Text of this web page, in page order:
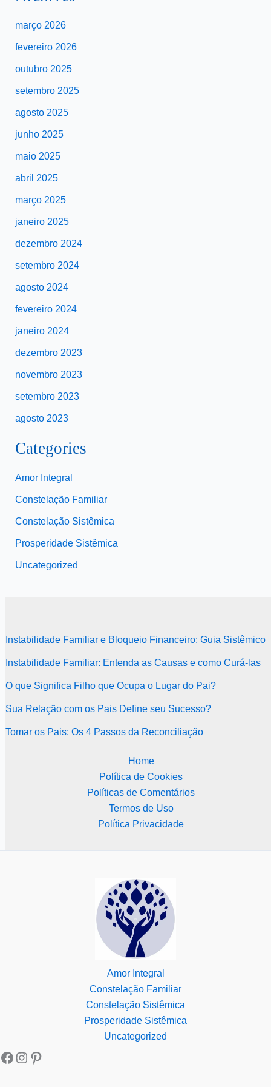
março 2026
fevereiro 2026
outubro 2025
setembro 2025
agosto 2025
junho 2025
maio 2025
abril 2025
março 2025
janeiro 2025
dezembro 2024
setembro 2024
agosto 2024
fevereiro 2024
janeiro 2024
dezembro 2023
novembro 2023
setembro 2023
agosto 2023
Categories
Amor Integral
Constelação Familiar
Constelação Sistêmica
Prosperidade Sistêmica
Uncategorized
Instabilidade Familiar e Bloqueio Financeiro: Guia Sistêmico
Instabilidade Familiar: Entenda as Causas e como Curá-las
O que Significa Filho que Ocupa o Lugar do Pai?
Sua Relação com os Pais Define seu Sucesso?
Tomar os Pais: Os 4 Passos da Reconciliação
Home
Política de Cookies
Políticas de Comentários
Termos de Uso
Política Privacidade
Amor Integral
Constelação Familiar
Constelação Sistêmica
Prosperidade Sistêmica
Uncategorized